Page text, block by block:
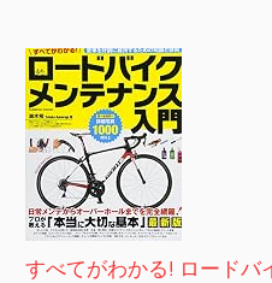
すべてがわかる! ロードバ